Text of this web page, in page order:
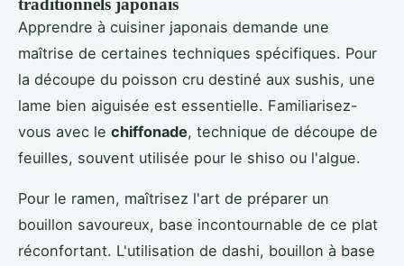
Apprendre à cuisiner japonais demande une
maîtrise de certaines techniques spécifiques. Pour
la découpe du poisson cru destiné aux sushis, une
lame bien aiguisée est essentielle. Familiarisez-
vous avec le chiffonade, technique de découpe de
feuilles, souvent utilisée pour le shiso ou l'algue.
Pour le ramen, maîtrisez l'art de préparer un
bouillon savoureux, base incontournable de ce plat
réconfortant. L'utilisation de dashi, bouillon à base